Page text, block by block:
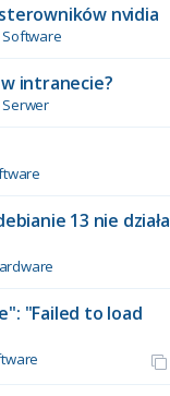
nvidia
Software
intranecie?
Serwer
13 nie działa
"Failed to load